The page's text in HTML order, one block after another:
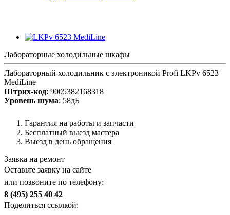
Лабораторные холодильные шкафы
Лабораторный холодильник с электроникой Profi LKPv 6523
MediLine
Штрих-код: 9005382168318
Уровень шума: 58дБ
Гарантия на работы и запчасти
Бесплатный выезд мастера
Выезд в день обращения
Заявка на ремонт
Оставьте заявку на сайте
или позвоните по телефону:
8 (495) 255 40 42
Поделиться ссылкой: